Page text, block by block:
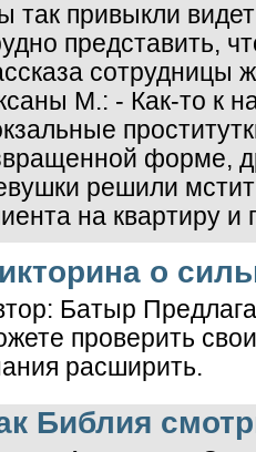
так привыкли
представить,
сотрудницы
М.: - Как-то к
форме,
решили
на квартиру
о
Батыр
проверить
расширить.
Библия